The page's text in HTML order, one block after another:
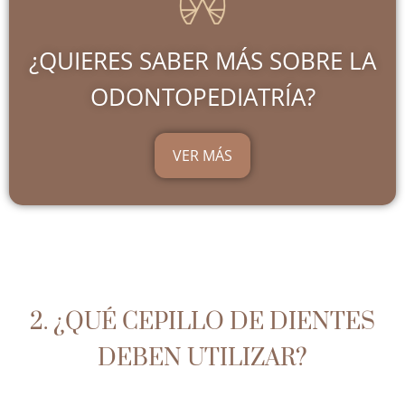
¿QUIERES SABER MÁS SOBRE LA
ODONTOPEDIATRÍA?
VER MÁS
2. ¿QUÉ CEPILLO DE DIENTES
DEBEN UTILIZAR?